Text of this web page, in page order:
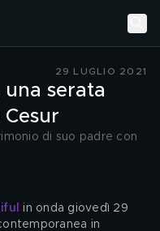
29 LUGLIO 2021
una serata
di suo padre con
in onda giovedì 29
in